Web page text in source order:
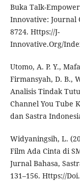
Buka Talk-
Innovative: Journal
8724. Https://J-
Innovative.Org/
Utomo, A. P. Y.,
Firmansyah, D. B.,
Analisis Tindak
Channel You Tube
dan Sastra
Widyaningsih, L.
Film Ada Cinta di
Jurnal Bahasa,
131–156. Https://